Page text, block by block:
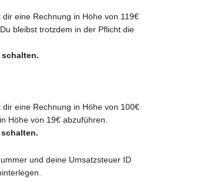
eine Rechnung in Höhe von 119€
bleibst trotzdem in der Pflicht die
eine Rechnung in Höhe von 100€
Höhe von 19€ abzuführen.
und deine Umsatzsteuer ID